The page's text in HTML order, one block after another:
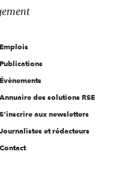
Emplois
Publications
Évènements
Annuaire des solutions RSE
S'inscrire aux newsletters
Journalistes et rédacteurs
Contact